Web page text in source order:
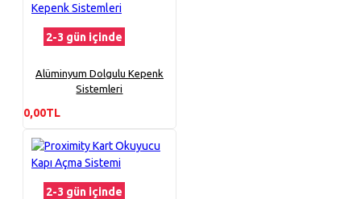
2-3 gün içinde
Alüminyum Dolgulu Kepenk
Sistemleri
0,00TL
2-3 gün içinde